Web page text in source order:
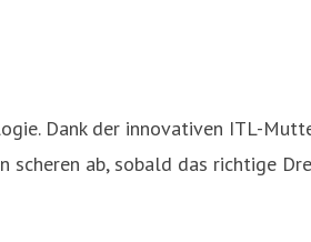
Dank der innovativen ITL-
scheren ab, sobald das richtige